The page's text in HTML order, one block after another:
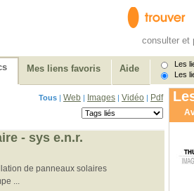
consulter et
Mes liens favoris Aide
Les
Les
Tous | Web | Images | Vidéo | Pdf
- sys e.n.r.
de panneaux solaires
...